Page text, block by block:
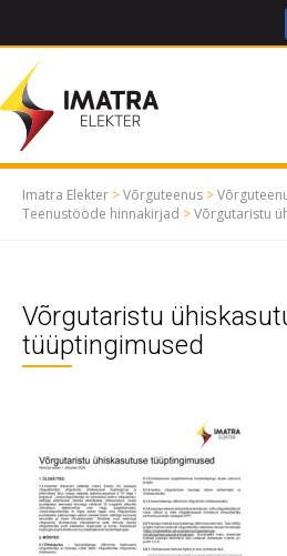
Imatra Elekter >Võrguteenus >
Teenustööde hinnakirjad >Võrgutaristu
Võrgutaristu
tüüptingimused